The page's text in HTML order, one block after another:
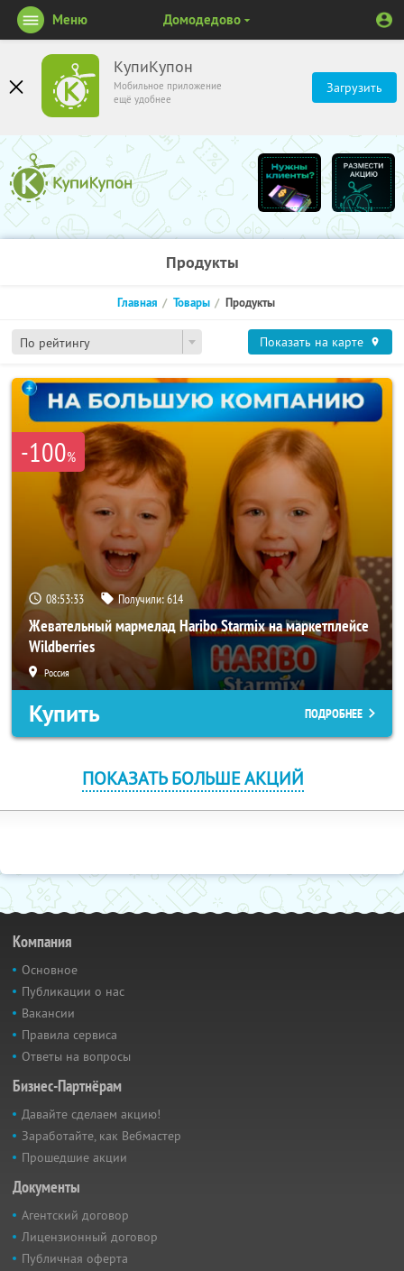
КупиКупон
Мобильное приложение
ещё удобнее
Загрузить
Меню Домодедово
Продукты
По рейтингу
Главная Товары Продукты
Показать на карте
-100%
08:53:33 Получили:614
Жевательный мармелад Haribo Starmix на маркетплейсе
Wildberries
Россия
Купить ПОДРОБНЕЕ
ПОКАЗАТЬ БОЛЬШЕ АКЦИЙ
Компания
Основное
Публикации о нас
Вакансии
Правила сервиса
Ответы на вопросы
Бизнес-Партнёрам
Давайте сделаем акцию!
Заработайте, как Вебмастер
Прошедшие акции
Документы
Агентский договор
Лицензионный договор
Публичная оферта